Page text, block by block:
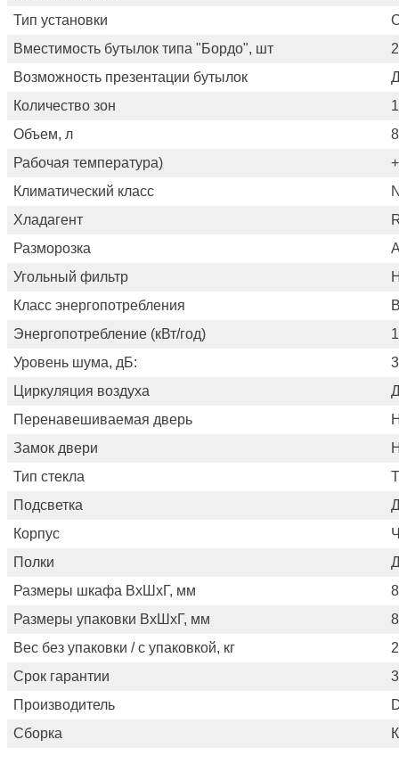
Тип установки
Вместимость бутылок типа "Бордо", шт
Возможность презентации бутылок
Количество зон
1
Объем, л
Рабочая температура)
Климатический класс
Хладагент
Разморозка
Угольный фильтр
Класс энергопотребления
Энергопотребление (кВт/год)
Уровень шума, дБ:
Циркуляция воздуха
Перенавешиваемая дверь
Замок двери
Тип стекла
Подсветка
Корпус
Полки
Размеры шкафа ВхШхГ, мм
Размеры упаковки ВхШхГ, мм
Вес без упаковки / с упаковкой, кг
Срок гарантии
Производитель
Сборка